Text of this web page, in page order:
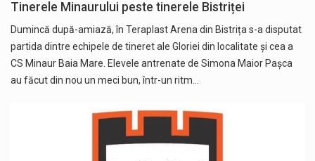
Tinerele Minaurului peste tinerele Bistriței
Dumincă după-amiază, în Teraplast Arena din Bistrița s-a disputat
partida dintre echipele de tineret ale Gloriei din localitate și cea a
CS Minaur Baia Mare. Elevele antrenate de Simona Maior Pașca
au făcut din nou un meci bun, într-un ritm…